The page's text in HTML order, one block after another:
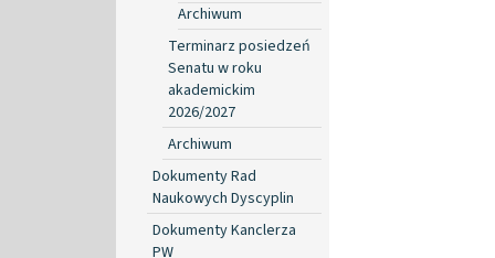
Archiwum
Terminarz posiedzeń
Senatu w roku
akademickim
2026/2027
Archiwum
Dokumenty Rad
Naukowych Dyscyplin
Dokumenty Kanclerza
PW